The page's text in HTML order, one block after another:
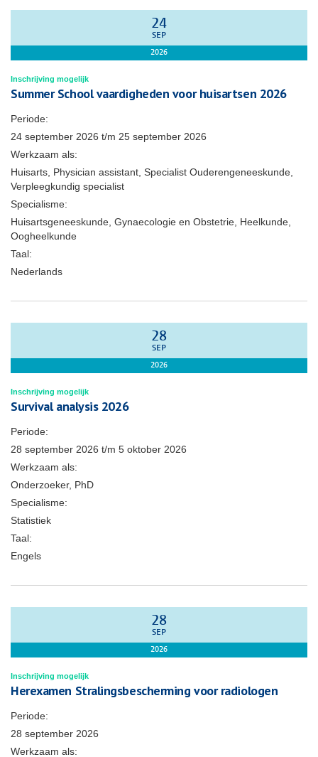
24
SEP
2026
Inschrijving mogelijk
Summer School vaardigheden voor huisartsen 2026
Periode:
24 september 2026 t/m 25 september 2026
Werkzaam als:
Huisarts, Physician assistant, Specialist Ouderengeneeskunde,
Verpleegkundig specialist
Specialisme:
Huisartsgeneeskunde, Gynaecologie en Obstetrie, Heelkunde,
Oogheelkunde
Taal:
Nederlands
28
SEP
2026
Inschrijving mogelijk
Survival analysis 2026
Periode:
28 september 2026 t/m 5 oktober 2026
Werkzaam als:
Onderzoeker, PhD
Specialisme:
Statistiek
Taal:
Engels
28
SEP
2026
Inschrijving mogelijk
Herexamen Stralingsbescherming voor radiologen
Periode:
28 september 2026
Werkzaam als: